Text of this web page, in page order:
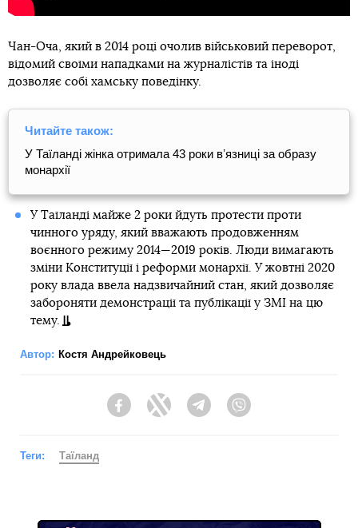
Чан-Оча, який в 2014 році очолив військовий переворот,
відомий своїми нападками на журналістів та іноді
дозволяє собі хамську поведінку.
Читайте також:
У Таїланді жінка отримала 43 роки вʼязниці за образу
монархії
У Таїланді майже 2 роки йдуть протести проти
чинного уряду, який вважають продовженням
воєнного режиму 2014—2019 років. Люди вимагають
зміни Конституції і реформи монархії. У жовтні 2020
року влада ввела надзвичайний стан, який дозволяє
забороняти демонстрації та публікації у ЗМІ на цю
тему.
Автор: Костя Андрейковець
FacebookTwitter Telegram
Теги: Таїланд